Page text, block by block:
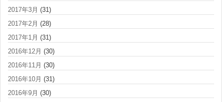
2017年3月 (31)
2017年2月 (28)
2017年1月 (31)
2016年12月 (30)
2016年11月 (30)
2016年10月 (31)
2016年9月 (30)